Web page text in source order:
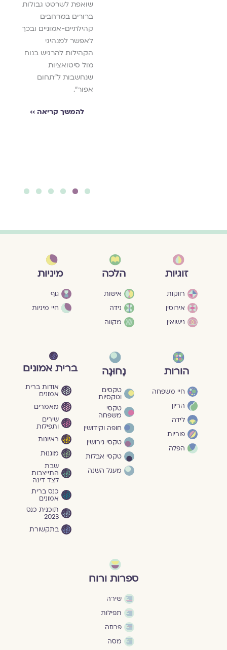
שואפת לשרטט גבולות
ברורים במרחבים
קהילתיים-אמוניים ובכך
לאפשר למנהיגי
הקהילות להרגיש בנוח
מול סיטואציות
שנחשבות ל"תחום
אפור".
להמשך קריאה ››
זוגיות
רווקות
אירוסין
נישואין
הלכה
אישות
נידה
מקווה
מיניות
גוף
חיי מיניות
הורות
חיי משפחה
הריון
לידה
פוריות
הפלה
נָחוּגָה
טקסים
וטקסיות
טקסי
משפחה
חופה וקידושין
טקסי גירושין
טקסי אבלות
מעגל השנה
ברית אמונים
אודות ברית
אמונים
מאמרים
שירים
ותפילות
ראיונות
מוגנוּת
שבת
התייצבות
לצד דינה
כנס ברית
אמונים
תוכנית כנס
2023
בתקשורת
ספרות ורוח
שירה
תפילות
פרוזה
מסה